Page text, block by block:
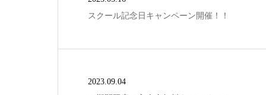
スクール記念日キャンペーン開催！！
2023.09.04